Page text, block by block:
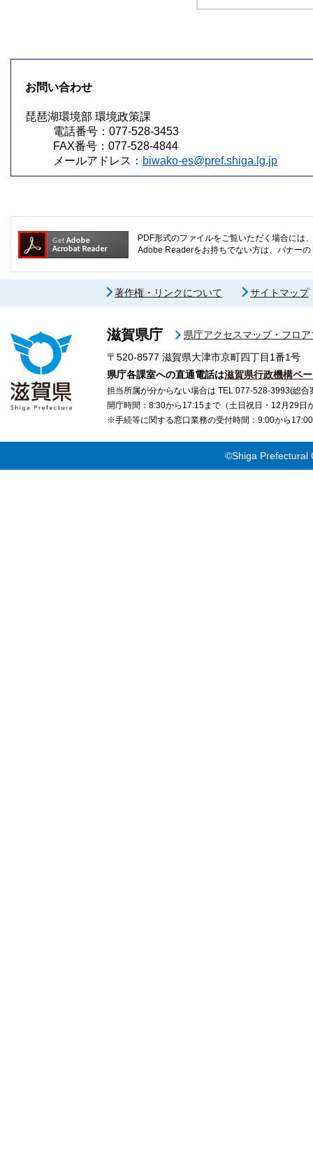
お問い合わせ
琵琶湖環境部 環境政策課
電話番号：077-528-3453
FAX番号：077-528-4844
メールアドレス： biwako-es@pref.shiga.lg.jp
PDF形式のファイルをご覧いただく場合には
Adobe Readerをお持ちでない方は、バナー
著作権・リンクについて サイトマップ
滋賀県庁
県庁アクセスマップ・フロ
〒520-8577 滋賀県大津市京町四丁目1番1号
県庁各課室への直通電話は滋賀県行政機構ペ
担当所属が分からない場合は TEL 077-528-3993(総合
開庁時間：8:30から17:15まで（土日祝日・12月29日
※手続等に関する窓口業務の受付時間：9:00から
©Shiga Prefectural